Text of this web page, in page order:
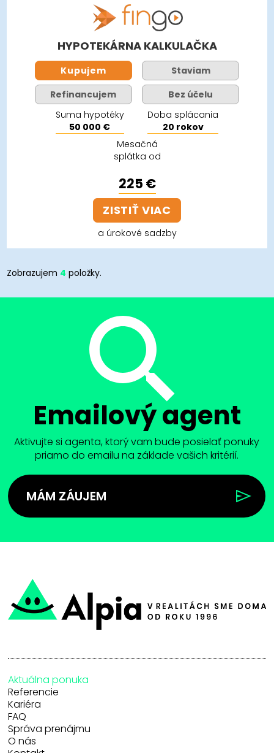
HYPOTEKÁRNA KALKULAČKA
Kupujem
Staviam
Refinancujem
Bez účelu
Suma hypotéky
50 000 €
Doba splácania
20 rokov
Mesačná
splátka od
225 €
ZISTIŤ VIAC
a úrokové sadzby
Zobrazujem 4 položky.
Emailový agent
Aktivujte si agenta, ktorý vam bude posielať ponuky
priamo do emailu na základe vašich kritérií.
MÁM ZÁUJEM
Aktuálna ponuka
Referencie
Kariéra
FAQ
Správa prenájmu
O nás